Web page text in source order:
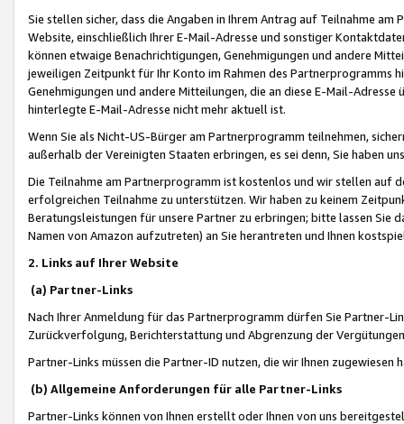
Sie stellen sicher, dass die Angaben in Ihrem Antrag auf Teilnahme
Website, einschließlich Ihrer E-Mail-Adresse und sonstiger
können etwaige Benachrichtigungen, Genehmigungen und andere
jeweiligen Zeitpunkt für Ihr Konto im Rahmen des Partnerprogramms
Genehmigungen und andere Mitteilungen, die an diese E-Mail-
hinterlegte E-Mail-Adresse nicht mehr aktuell ist.
Wenn Sie als Nicht-US-Bürger am Partnerprogramm teilnehmen,
außerhalb der Vereinigten Staaten erbringen, es sei denn, Sie haben
Die Teilnahme am Partnerprogramm ist kostenlos und wir stellen auf
erfolgreichen Teilnahme zu unterstützen. Wir haben zu keinem
Beratungsleistungen für unsere Partner zu erbringen; bitte lassen Sie
Namen von Amazon aufzutreten) an Sie herantreten und Ihnen
2. Links auf Ihrer Website
(a) Partner-Links
Nach Ihrer Anmeldung für das Partnerprogramm dürfen Sie Partner-
Zurückverfolgung, Berichterstattung und Abgrenzung der
Partner-Links müssen die Partner-ID nutzen, die wir Ihnen zugewiesen
(b) Allgemeine Anforderungen für alle Partner-Links
Partner-Links können von Ihnen erstellt oder Ihnen von uns